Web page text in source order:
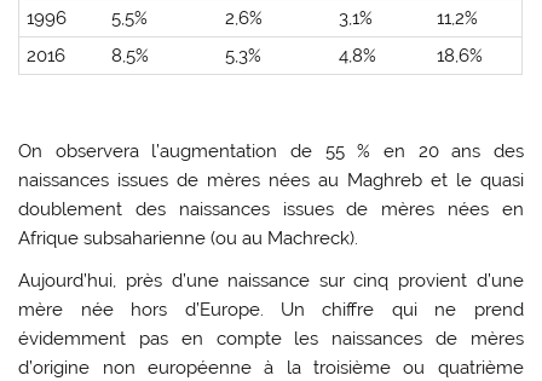
1996 5,5% 2,6% 3,1%
11,2%
2016
8,5% 5,3% 4,8% 18,6%
On observera l’augmentation de 55 % en 20 ans des
naissances issues de mères nées au Maghreb et le quasi
doublement des naissances issues de mères nées en
Afrique subsaharienne (ou au Machreck).
Aujourd’hui, près d’une naissance sur cinq provient d’une
mère née hors d’Europe. Un chiffre qui ne prend
évidemment pas en compte les naissances de mères
d’origine non européenne à la troisième ou quatrième